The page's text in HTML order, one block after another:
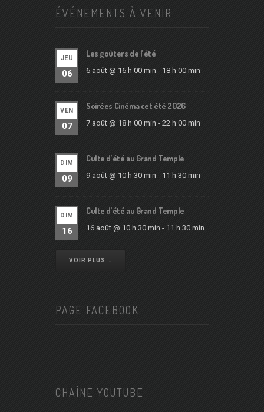
ÉVÉNEMENTS À VENIR
JEU
06
Les goûters de l’été
6 août @ 16 h 00 min - 18 h 00 min
VEN
07
Soirées Cinéma cet été 2026
7 août @ 18 h 00 min - 22 h 00 min
DIM
09
Culte d’été au Grand Temple
9 août @ 10 h 30 min - 11 h 30 min
DIM
16
Culte d’été au Grand Temple
16 août @ 10 h 30 min - 11 h 30 min
VOIR PLUS …
PAGE FACEBOOK
CHAÎNE YOUTUBE